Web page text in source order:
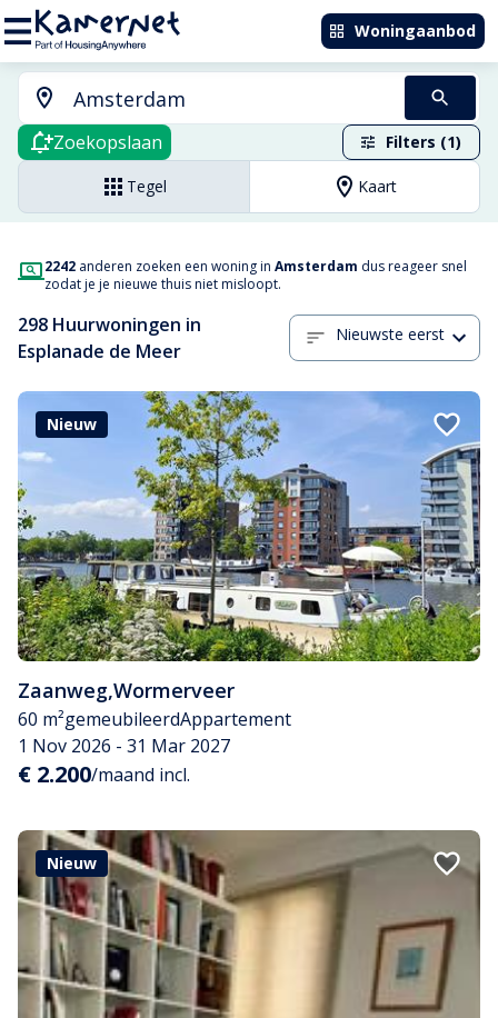
Woningaanbod
Zoekopslaan Filters (1)
Tegel Kaart
2242 anderen zoeken een woning in Amsterdam dus reageer snel
zodat je je nieuwe thuis niet misloopt.
298 Huurwoningen in
Esplanade de Meer
Nieuwste eerst
Nieuw
Zaanweg,Wormerveer
60 m²gemeubileerdAppartement
1 Nov 2026 - 31 Mar 2027
€ 2.200/maand incl.
Nieuw